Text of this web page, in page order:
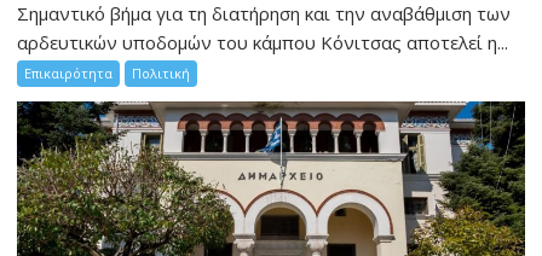
Σημαντικό βήμα για τη διατήρηση και την αναβάθμιση των
αρδευτικών υποδομών του κάμπου Κόνιτσας αποτελεί η...
Επικαιρότητα Πολιτική